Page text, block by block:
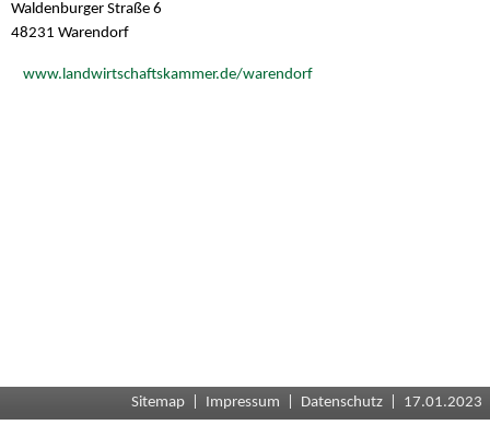
Waldenburger Straße 6
48231 Warendorf
www.landwirtschaftskammer.de/warendorf
Sitemap Impressum Datenschutz | 17.01.2023